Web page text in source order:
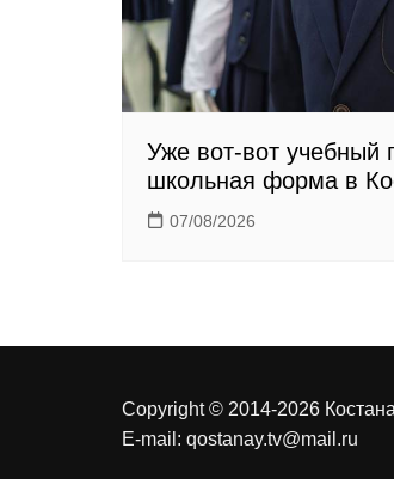
Уже вот-вот учебный
школьная форма в
07/08/2026
Copyright © 2014-2026
E-mail: qostanay.tv@mail.ru